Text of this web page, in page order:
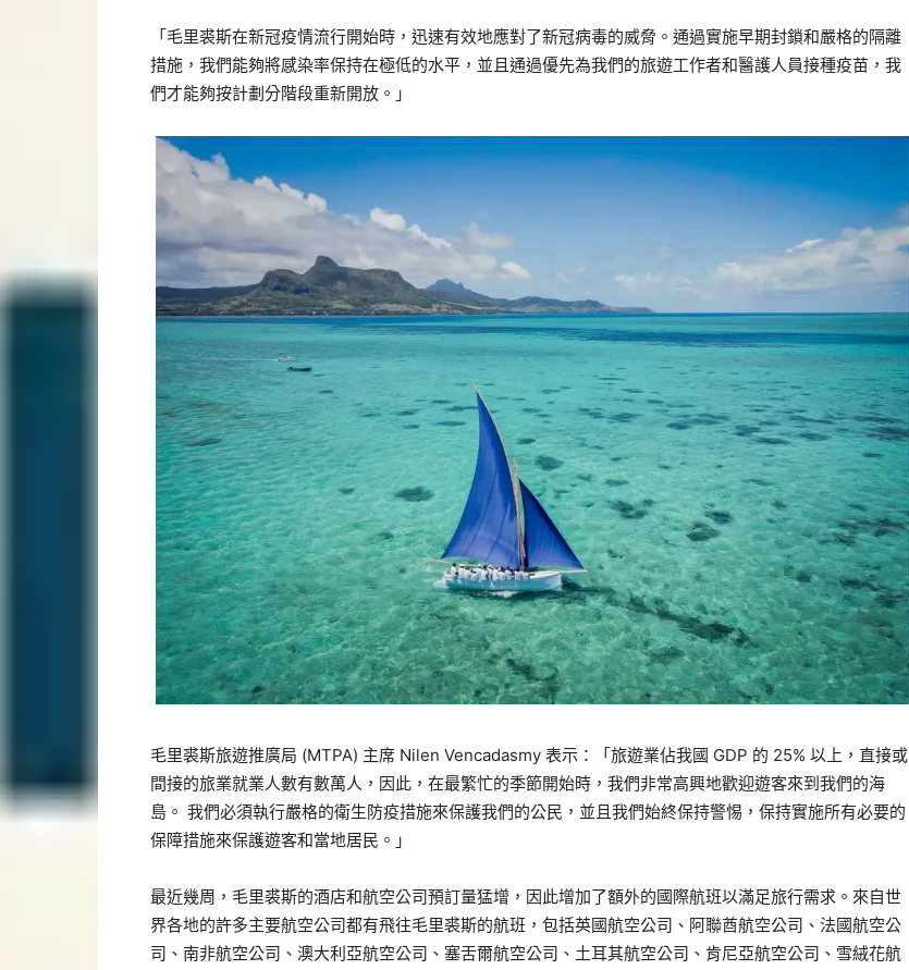
「毛里裘斯在新冠疫情流行開始時，迅速有效地應對了新冠病毒的威脅。通過實施早期封鎖和嚴格的隔離
措施，我們能夠將感染率保持在極低的水平，並且通過優先為我們的旅遊工作者和醫護人員接種疫苗，我
們才能夠按計劃分階段重新開放。」
毛里裘斯旅遊推廣局 (MTPA) 主席 Nilen Vencadasmy 表示：「旅遊業佔我國 GDP 的 25% 以上，直接或
間接的旅業就業人數有數萬人，因此，在最繁忙的季節開始時，我們非常高興地歡迎遊客來到我們的海
島。 我們必須執行嚴格的衛生防疫措施來保護我們的公民，並且我們始終保持警惕，保持實施所有必要的
保障措施來保護遊客和當地居民。」
最近幾周，毛里裘斯的酒店和航空公司預訂量猛增，因此增加了額外的國際航班以滿足旅行需求。來自世
界各地的許多主要航空公司都有飛往毛里裘斯的航班，包括英國航空公司、阿聯酋航空公司、法國航空公
司、南非航空公司、澳大利亞航空公司、塞舌爾航空公司、土耳其航空公司、肯尼亞航空公司、雪絨花航